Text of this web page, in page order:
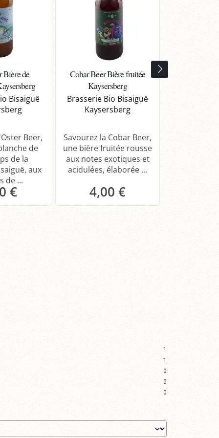
Bière de
Bisaiguë
Beer,
de
de la
aux
de ...
€
Cobar Beer Bière fruitée
Kaysersberg
Brasserie Bio Bisaiguë
Kaysersberg
Savourez la Cobar Beer,
une bière fruitée rousse
aux notes exotiques et
acidulées, élaborée ...
4,00 €
1
1
0
0
0